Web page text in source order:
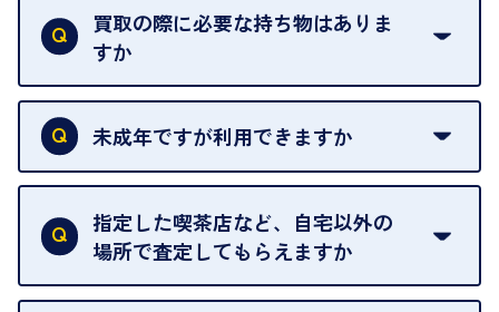
買取の際に必要な持ち物はありま
すか
本人確認書類をご用意ください。ご利用になれる書
類はこちらをご確認ください。
未成年ですが利用できますか
18歳未満の方は、保護者の同意があってもご利用い
ただけません。
指定した喫茶店など、自宅以外の
場所で査定してもらえますか
ご自宅以外での査定はお引き受けできません。ご指